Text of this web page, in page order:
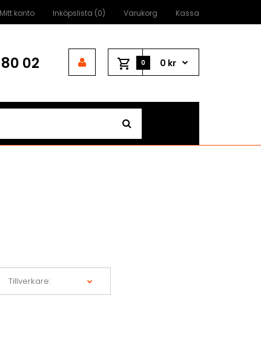
Mitt konto Inköpslista (0) Varukorg Kassa
02 0 0 kr